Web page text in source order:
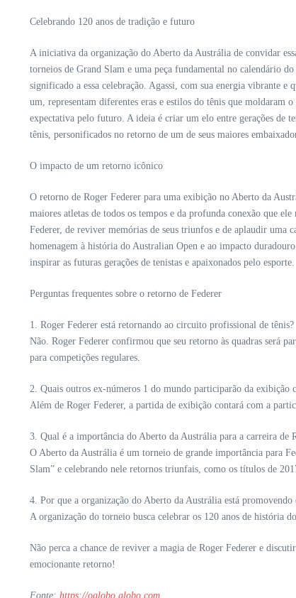
Celebrando 120 anos de tradição e futuro
A iniciativa da organização do Aberto da Austrália de convidar
torneios de Grand Slam e uma peça fundamental no calendário
significado a essa celebração. Agassi, com sua energia vibrante
um, representam diferentes eras e estilos do tênis que
expectativa pelo futuro. A ideia é criar um elo entre gerações de
tênis, personificados no retorno de um de seus maiores
O impacto de um retorno icônico
O retorno de Roger Federer para uma exibição no Aberto da
maiores atletas de todos os tempos e da profunda conexão que
Federer, de reviver memórias de seus triunfos e de aplaudir uma
homenagem à história do Australian Open e ao impacto
inspirar as futuras gerações de tenistas e apaixonados pelo esporte.
Perguntas frequentes sobre o retorno de Federer
1. Roger Federer está retornando ao circuito profissional de tênis?
Não. Roger Federer confirmou que seu retorno às quadras será
para competições regulares.
2. Quais outros ex-números 1 do mundo participarão da exibição
Além de Roger Federer, a partida de exibição contará com a
3. Qual é a importância do Aberto da Austrália para a carreira de
O Aberto da Austrália é um torneio de grande importância para
Slam” e celebrando nele retornos triunfais, como os títulos de
4. Por que a organização do Aberto da Austrália está promovendo
A organização do torneio busca celebrar os 120 anos de história
Não perca a chance de reviver a magia de Roger Federer e
emocionante retorno!
Fonte: https://oglobo.globo.com